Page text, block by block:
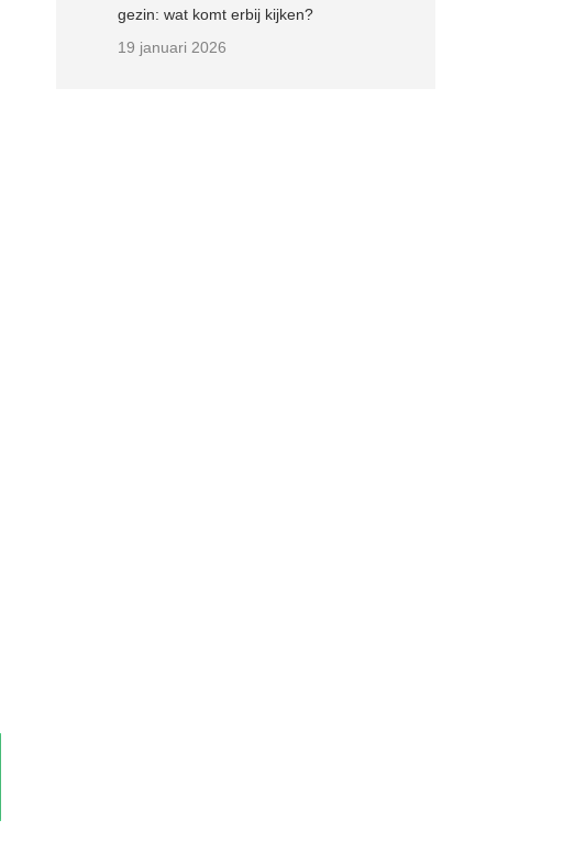
gezin: wat komt erbij kijken?
19 januari 2026